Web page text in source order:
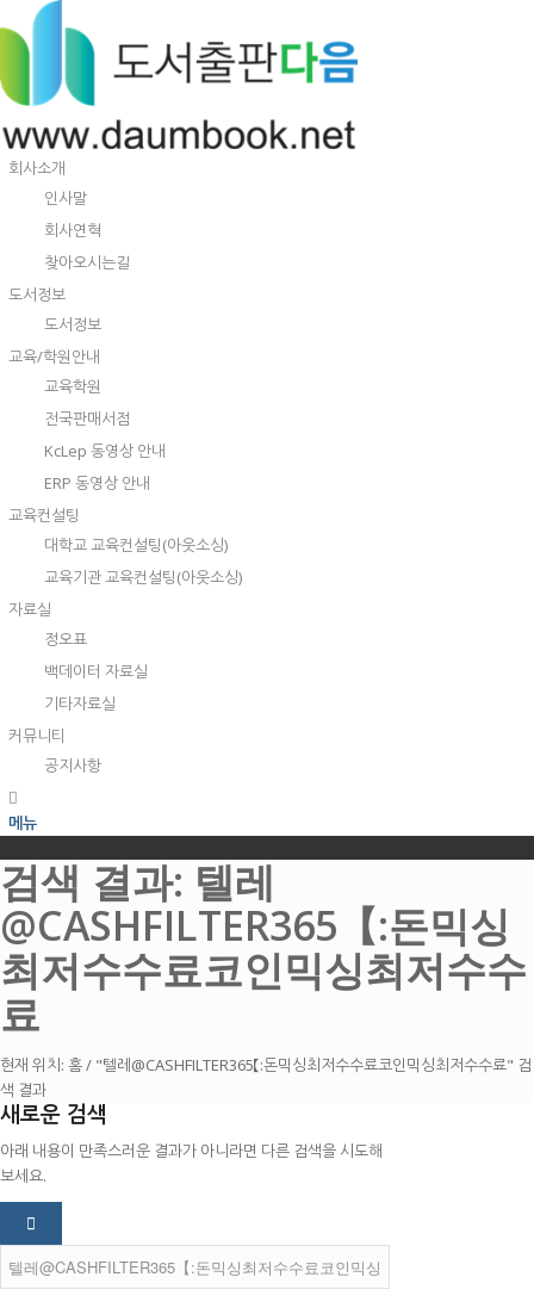
회사소개
인사말
회사연혁
찾아오시는길
도서정보
도서정보
교육/학원안내
교육학원
전국판매서점
KcLep 동영상 안내
ERP 동영상 안내
교육컨설팅
대학교 교육컨설팅(아웃소싱)
교육기관 교육컨설팅(아웃소싱)
자료실
정오표
백데이터 자료실
기타자료실
커뮤니티
공지사항
메뉴
검색 결과: 텔레
@CASHFILTER365【:돈믹싱
최저수수료코인믹싱최저수수
료
현재 위치: 홈/ "텔레@CASHFILTER365【:돈믹싱최저수수료코인믹싱최저수수료" 검
색 결과
새로운 검색
아래 내용이 만족스러운 결과가 아니라면 다른 검색을 시도해
보세요.